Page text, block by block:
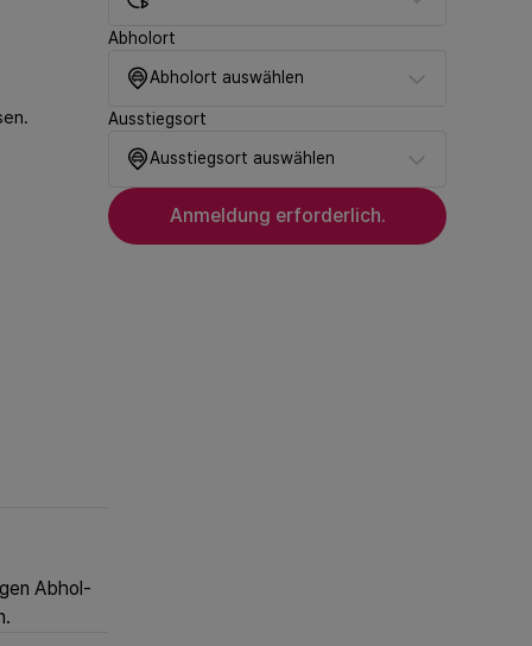
Abhol-
Abholort
Abholort auswählen
Ausstiegsort
Ausstiegsort auswählen
Anmeldung erforderlich.